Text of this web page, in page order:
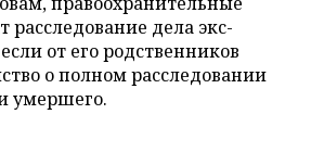
расследование дела экс-
от его родственников
о полном расследовании
умершего.